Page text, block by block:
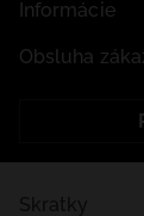
Informácie
Obsluha